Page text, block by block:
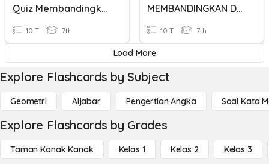
Quiz Membandingkan Bil Bulat
10 T 7th
MEMBANDINGKAN DAN MENGURUTKAN BILANGAN BULAT
10 T 7th
Load More
Explore Flashcards by Subject
Geometri Aljabar Pengertian Angka Soal Kata
Explore Flashcards by Grades
Taman Kanak Kanak Kelas 1 Kelas 2 Kelas 3